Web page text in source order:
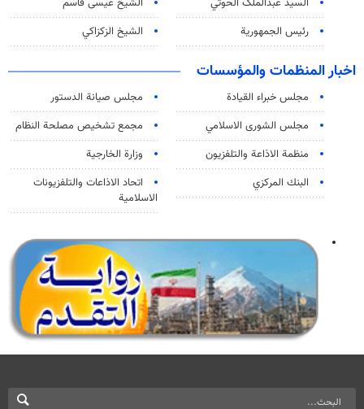
السید عبدالملک الحوثي
الشيخ عيسى قاسم
رئيس الجمهورية
الشيخ الزكزاكي
اخبار المنظمات والمؤسسات
مجلس خبراء القيادة
مجلس صيانة الدستور
مجلس الشورى الاسلامي
مجمع تشخيص مصلحة النظام
منظمة الاذاعة والتلفزیون
وزارة الخارجية
البنك المركزي
اتحاد الاذاعات والتلفزيونات
الاسلامية